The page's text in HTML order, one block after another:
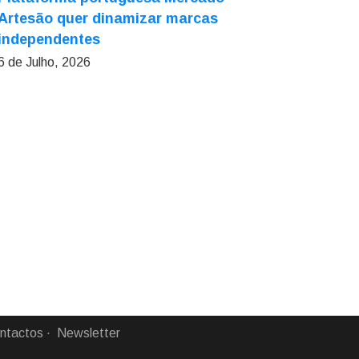
quer dinamizar marcas
de Julho, 2026
Newsletter